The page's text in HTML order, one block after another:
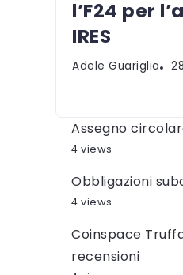
l’F24 per
IRES
Adele Guariglia
Assegno
4 views
Obbligazioni
4 views
Coinspace
recensioni